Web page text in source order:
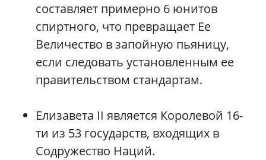
составляет примерно 6 юнитов
спиртного, что превращает Ее
Величество в запойную пьяницу,
если следовать установленным ее
правительством стандартам.
Елизавета II является Королевой 16-
ти из 53 государств, входящих в
Содружество Наций.